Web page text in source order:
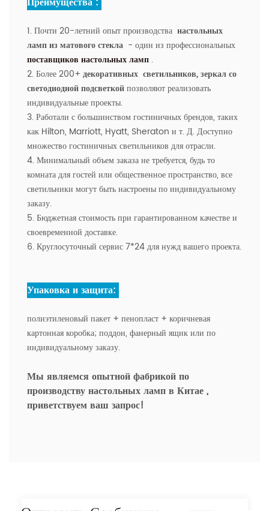
1. Почти 20-летний опыт производства настольных
ламп из матового стекла - один из профессиональных
поставщиков настольных ламп .
2. Более 200+ декоративных светильников, зеркал со
светодиодной подсветкойпозволяют реализовать
индивидуальные проекты.
3. Работали с большинством гостиничных брендов, таких
как Hilton, Marriott, Hyatt, Sheraton и т. Д. Доступно
множество гостиничных светильников для отрасли.
4. Минимальный объем заказа не требуется, будь то
комната для гостей или общественное пространство, все
светильники могут быть настроены по индивидуальному
заказу.
5. Бюджетная стоимость при гарантированном качестве и
своевременной доставке.
6. Круглосуточный сервис 7*24 для нужд вашего проекта.
Упаковка и защита:
полиэтиленовый пакет + пенопласт + коричневая
картонная коробка; поддон, фанерный ящик или по
индивидуальному заказу.
Мы являемся опытной фабрикой по
производству настольных ламп в Китае,
приветствуем ваш запрос!